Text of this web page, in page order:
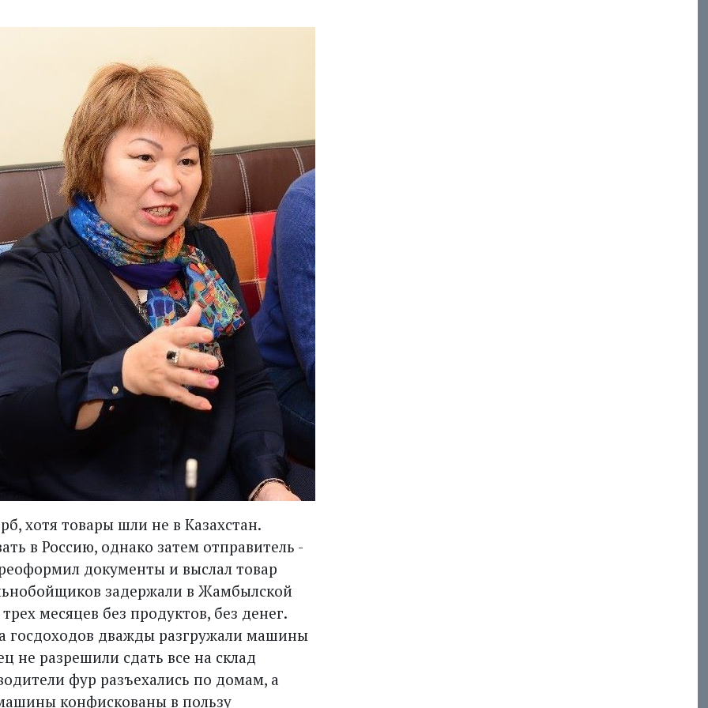
хотя товары шли не в Казахстан.
в Россию, однако затем отправитель -
документы и выслал товар
задержали в Жамбылской
месяцев без продуктов, без денег.
госдоходов дважды разгружали машины
не разрешили сдать все на склад
фур разъехались по домам, а
конфискованы в пользу